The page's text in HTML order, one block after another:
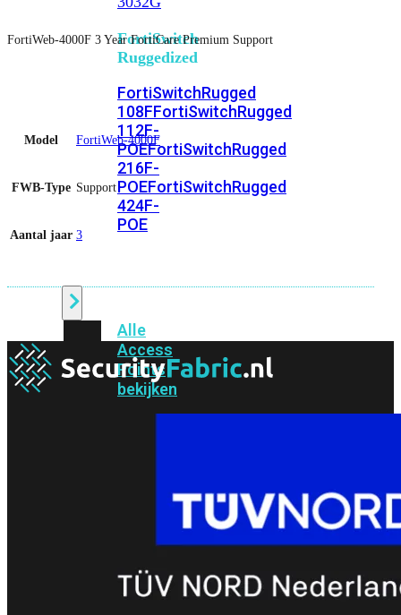
FortiSwitch
Ruggedized
FortiSwitchRugged
108FFortiSwitchRugged
112F-
POEFortiSwitchRugged
216F-
POEFortiSwitchRugged
424F-
POE
Alle
Access
Points
bekijken
6Wi-
Fi
FortiWeb-4000F 3 Year FortiCare Premium Support
Model FortiWeb-4000F
FWB-Type Support
Aantal jaar 3